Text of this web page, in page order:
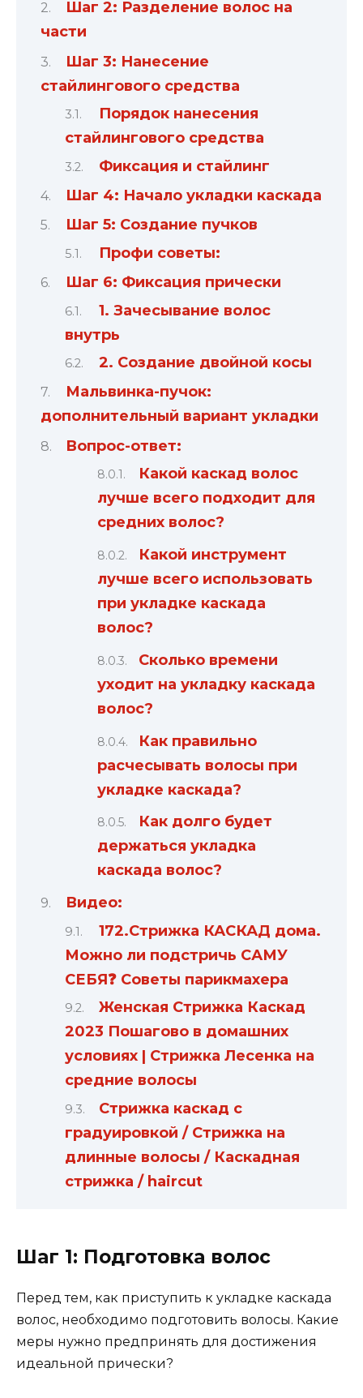
Шаг 2: Разделение волос на
части
Шаг 3: Нанесение
стайлингового средства
Порядок нанесения
стайлингового средства
Фиксация и стайлинг
Шаг 4: Начало укладки каскада
Шаг 5: Создание пучков
Профи советы:
Шаг 6: Фиксация прически
1. Зачесывание волос
внутрь
2. Создание двойной косы
Мальвинка-пучок:
дополнительный вариант укладки
Вопрос-ответ:
Какой каскад волос
лучше всего подходит для
средних волос?
Какой инструмент
лучше всего использовать
при укладке каскада
волос?
Сколько времени
уходит на укладку каскада
волос?
Как правильно
расчесывать волосы при
укладке каскада?
Как долго будет
держаться укладка
каскада волос?
Видео:
172.Стрижка КАСКАД дома.
Можно ли подстричь САМУ
СЕБЯ❓ Советы парикмахера
Женская Стрижка Каскад
2023 Пошагово в домашних
условиях | Стрижка Лесенка на
средние волосы
Стрижка каскад с
градуировкой / Стрижка на
длинные волосы / Каскадная
стрижка / haircut
Шаг 1: Подготовка волос
Перед тем, как приступить к укладке каскада
волос, необходимо подготовить волосы. Какие
меры нужно предпринять для достижения
идеальной прически?